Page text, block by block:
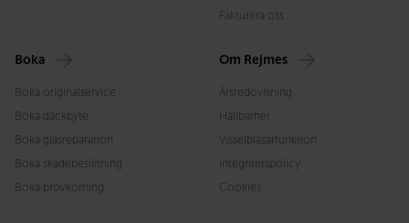
Fakturera oss
Boka
Boka originalservice
Boka däckbyte
Boka glasreparation
Boka skadebesiktning
Boka provkörning
Om Rejmes
Årsredovisning
Hållbarhet
Visselblåsarfunktion
Integritetspolicy
Cookies